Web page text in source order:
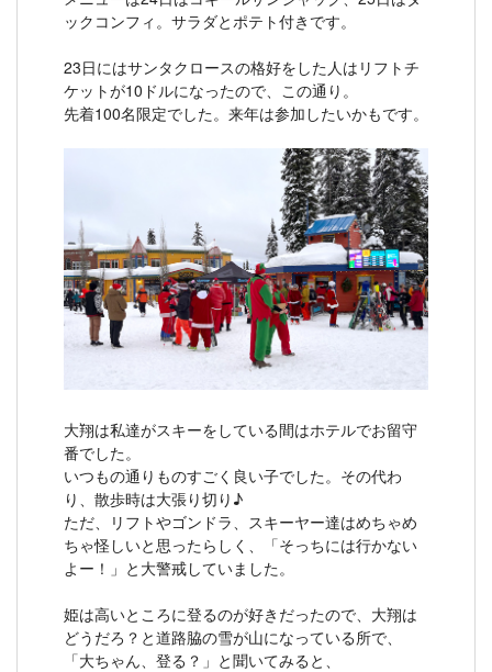
ックコンフィ。サラダとポテト付きです。
23日にはサンタクロースの格好をした人はリフトチ
ケットが10ドルになったので、この通り。
先着100名限定でした。来年は参加したいかもです。
大翔は私達がスキーをしている間はホテルでお留守
番でした。
いつもの通りものすごく良い子でした。その代わ
り、散歩時は大張り切り♪
ただ、リフトやゴンドラ、スキーヤー達はめちゃめ
ちゃ怪しいと思ったらしく、「そっちには行かない
よー！」と大警戒していました。
姫は高いところに登るのが好きだったので、大翔は
どうだろ？と道路脇の雪が山になっている所で、
「大ちゃん、登る？」と聞いてみると、